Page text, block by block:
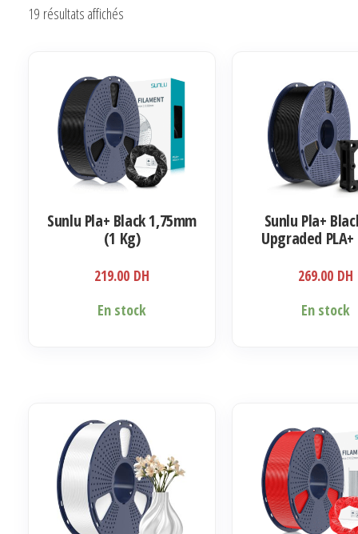
19 résultats affichés
récent
au
plus
ancien
Sunlu Pla+ Black 1,75mm
(1 Kg)
219.00 DH
En stock
Sunlu Pla+
Upgraded
269.00 DH
En stock